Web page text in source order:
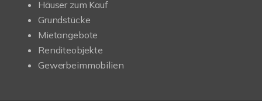
Häuser zum Kauf
Grundstücke
Mietangebote
Renditeobjekte
Gewerbeimmobilien